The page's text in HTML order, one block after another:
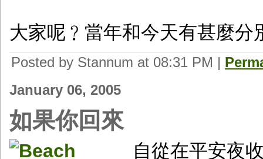
大家呢﹖當年和今天有甚麼
Posted by Stannum at 08:31 PM |
January 06, 2005
如果你回來
自從在平安夜